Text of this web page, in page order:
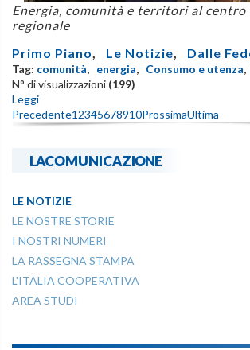
Energia, comunità e territori al centro
regionale
Primo Piano
Le Notizie Dalle
Tag: comunità, energia, Consumo e utenza,
N° di visualizzazioni (199)
Leggi
Precedente1 2345678910ProssimaUltima
LACOMUNICAZIONE
LE NOTIZIE
LE NOSTRE STORIE
I NOSTRI NUMERI
LA RASSEGNA STAMPA
L'ITALIA COOPERATIVA
AREA STUDI